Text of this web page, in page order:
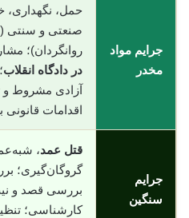
جرایم مواد
مخدر
حمل، نگهداری،
صنعتی و سنتی
روانگردان)؛
در دادگاه انقلاب
آزادی مشروط و
اقدامات قانونی
جرایم
سنگین
قتل عمد،
گروگان‌گیری؛
بررسی قصد و
کارشناسی؛